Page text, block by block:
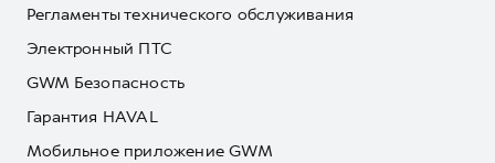
Регламенты технического обслуживания
Электронный ПТС
GWM Безопасность
Гарантия HAVAL
Мобильное приложение GWM